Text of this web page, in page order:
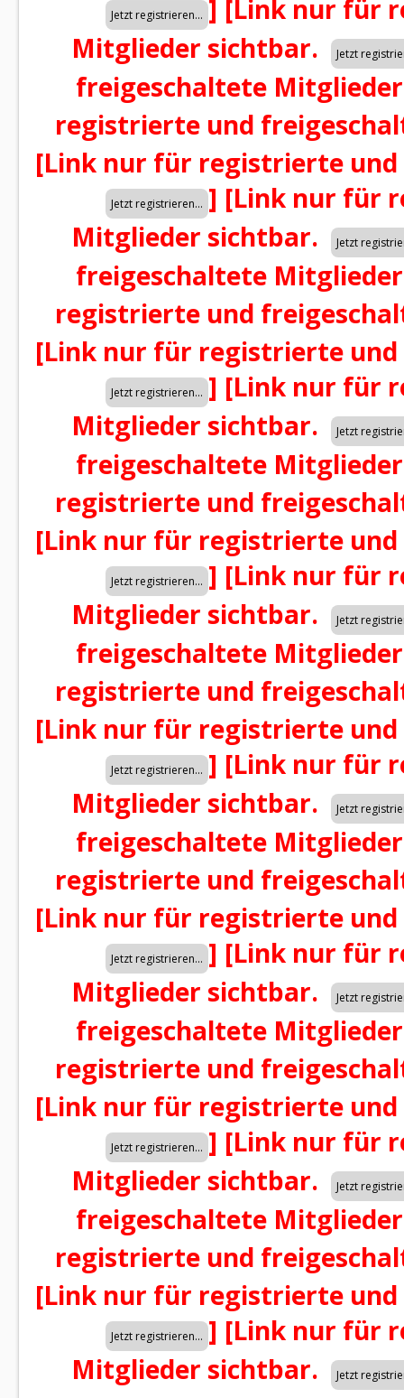
] [Link nur für
Mitglieder sichtbar.
freigeschaltete
registrierte und
[Link nur für registrierte
] [Link nur für
Mitglieder sichtbar.
freigeschaltete
registrierte und
[Link nur für registrierte
] [Link nur für
Mitglieder sichtbar.
freigeschaltete
registrierte und
[Link nur für registrierte
] [Link nur für
Mitglieder sichtbar.
freigeschaltete
registrierte und
[Link nur für registrierte
] [Link nur für
Mitglieder sichtbar.
freigeschaltete
registrierte und
[Link nur für registrierte
] [Link nur für
Mitglieder sichtbar.
freigeschaltete
registrierte und
[Link nur für registrierte
] [Link nur für
Mitglieder sichtbar.
freigeschaltete
registrierte und
[Link nur für registrierte
] [Link nur für
Mitglieder sichtbar.